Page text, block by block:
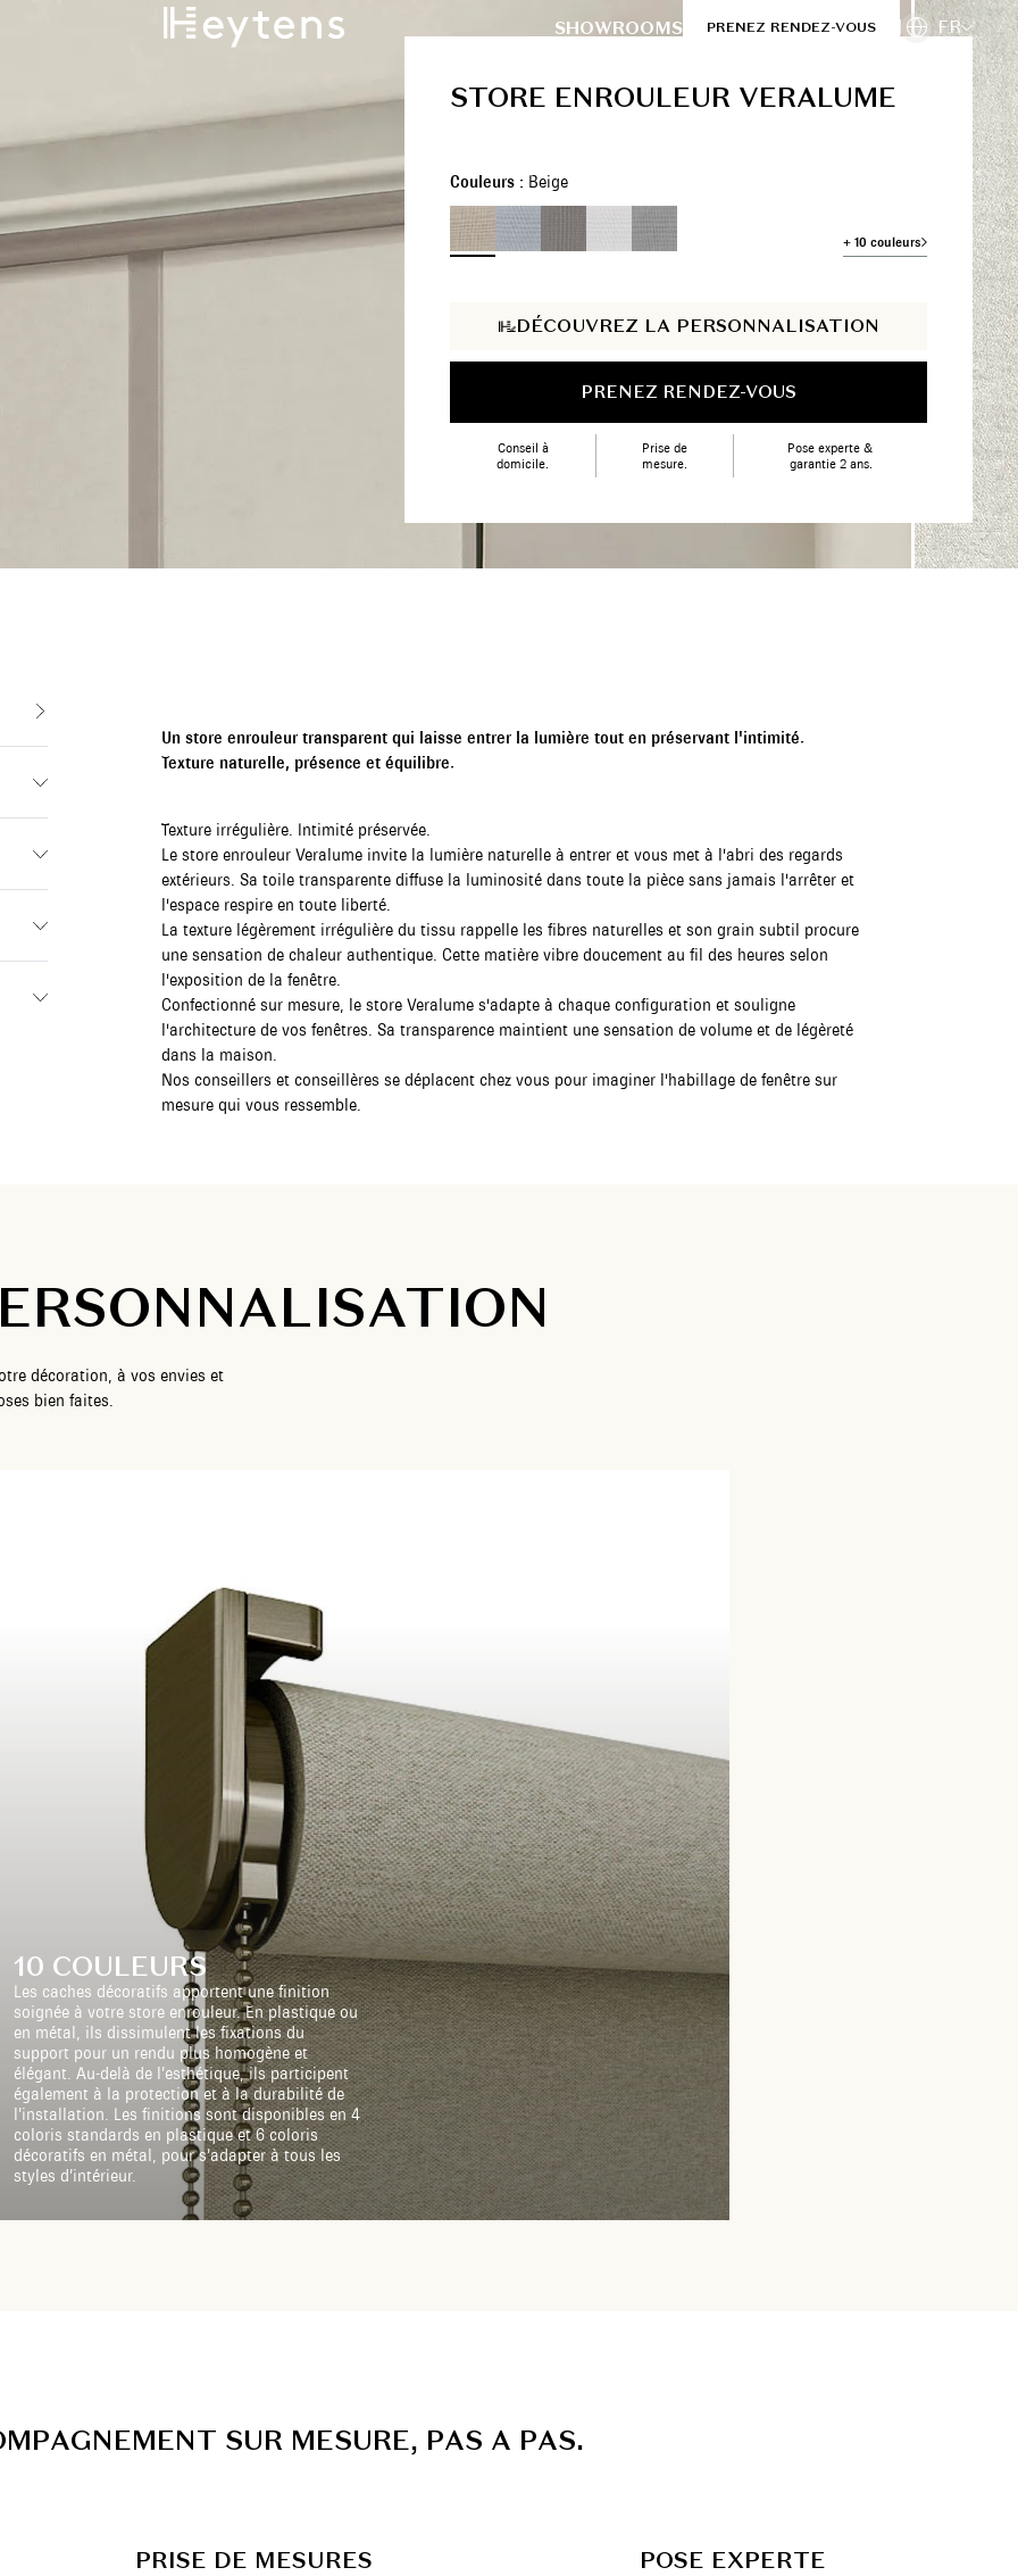
SHOWROOMS PRENEZ RENDEZ-VOUS FR
STORE ENROULEUR VERALUME
Couleurs : Beige
+ 10 couleurs
DÉCOUVREZ LA PERSONNALISATION
PRENEZ RENDEZ-VOUS
Conseil à
domicile.
Prise de
mesure.
Pose experte &
garantie 2 ans.
Un store enrouleur transparent qui laisse entrer la lumière tout en préservant l'intimité.
Texture naturelle, présence et équilibre.
Texture irrégulière. Intimité préservée.
Le store enrouleur Veralume invite la lumière naturelle à entrer et vous met à l'abri des regards
extérieurs. Sa toile transparente diffuse la luminosité dans toute la pièce sans jamais l'arrêter et
l'espace respire en toute liberté.
La texture légèrement irrégulière du tissu rappelle les fibres naturelles et son grain subtil procure
une sensation de chaleur authentique. Cette matière vibre doucement au fil des heures selon
l'exposition de la fenêtre.
Confectionné sur mesure, le store Veralume s'adapte à chaque configuration et souligne
l'architecture de vos fenêtres. Sa transparence maintient une sensation de volume et de légèreté
dans la maison.
Nos conseillers et conseillères se déplacent chez vous pour imaginer l'habillage de fenêtre sur
mesure qui vous ressemble.
décoration, à vos envies et
bien faites.
10 COULEURS
Les caches décoratifs apportent une finition
soignée à votre store enrouleur. En plastique ou
en métal, ils dissimulent les fixations du
support pour un rendu plus homogène et
élégant. Au-delà de l’esthétique, ils participent
également à la protection et à la durabilité de
l’installation. Les finitions sont disponibles en 4
coloris standards en plastique et 6 coloris
décoratifs en métal, pour s’adapter à tous les
styles d’intérieur.
MPAGNEMENT SUR MESURE, PAS A PAS.
PRISE DE MESURES POSE EXPERTE